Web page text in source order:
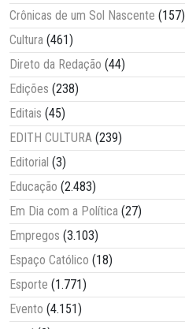
Crônicas de um Sol Nascente (157)
Cultura (461)
Direto da Redação (44)
Edições (238)
Editais (45)
EDITH CULTURA (239)
Editorial (3)
Educação (2.483)
Em Dia com a Política (27)
Empregos (3.103)
Espaço Católico (18)
Esporte (1.771)
Evento (4.151)